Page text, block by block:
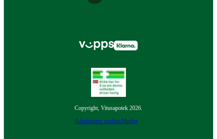
Copyright, Vitusapotek 2026.
Administrer cookiesMerker